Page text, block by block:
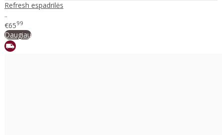
Refresh espadrilės
..
€6599
Daugiau